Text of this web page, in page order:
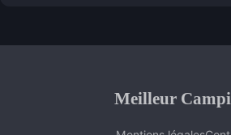
Meilleur